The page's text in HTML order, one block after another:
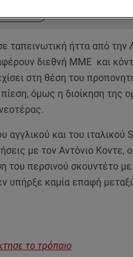
ταπεινωτική ήττα από την
διεθνή ΜΜΕ και
στη θέση του
όμως η διοίκηση της
αγγλικού και του ιταλικού
με τον Αντόνιο Κοντε,
περσινού σκουντέτο με
υπήρξε καμία επαφή
το τρόπαιο